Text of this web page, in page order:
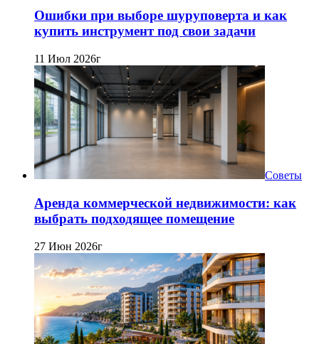
Ошибки при выборе шуруповерта и как
купить инструмент под свои задачи
11 Июл 2026г
Советы
Аренда коммерческой недвижимости: как
выбрать подходящее помещение
27 Июн 2026г